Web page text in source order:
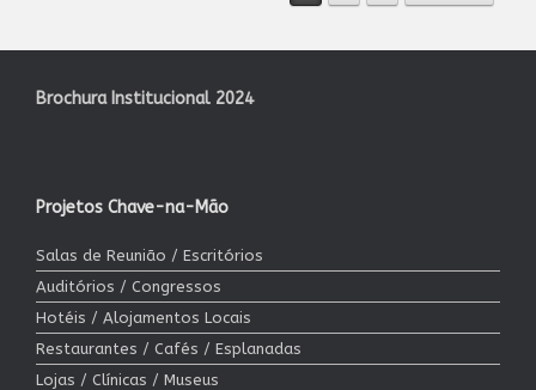
Brochura Institucional 2024
Projetos Chave-na-Mão
Salas de Reunião / Escritórios
Auditórios / Congressos
Hotéis / Alojamentos Locais
Restaurantes / Cafés / Esplanadas
Lojas / Clínicas / Museus